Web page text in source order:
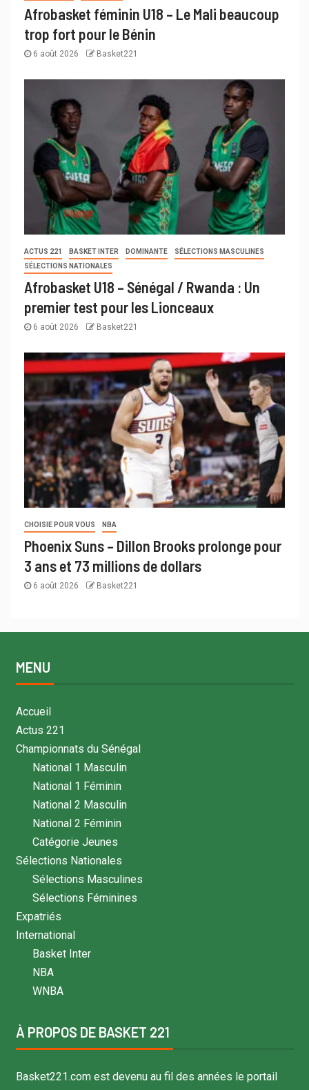
Afrobasket féminin U18 – Le Mali beaucoup
trop fort pour le Bénin
6 août 2026 Basket221
ACTUS 221 BASKET INTER DOMINANTE
SÉLECTIONS MASCULINES
SÉLECTIONS NATIONALES
Afrobasket U18 – Sénégal / Rwanda : Un
premier test pour les Lionceaux
6 août 2026 Basket221
CHOISIE POUR VOUS NBA
Phoenix Suns – Dillon Brooks prolonge pour
3 ans et 73 millions de dollars
6 août 2026 Basket221
MENU
Accueil
Actus 221
Championnats du Sénégal
National 1 Masculin
National 1 Féminin
National 2 Masculin
National 2 Féminin
Catégorie Jeunes
Sélections Nationales
Sélections Masculines
Sélections Féminines
Expatriés
International
Basket Inter
NBA
WNBA
À PROPOS DE BASKET 221
Basket221.com est devenu au fil des années le portail